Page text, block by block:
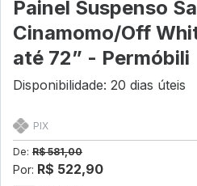
Painel Suspenso
Cinamomo/Off
até 72” - Permóbili
Disponibilidade: 20 dias úteis
PIX
De: R$ 581,00
Por: R$ 522,90